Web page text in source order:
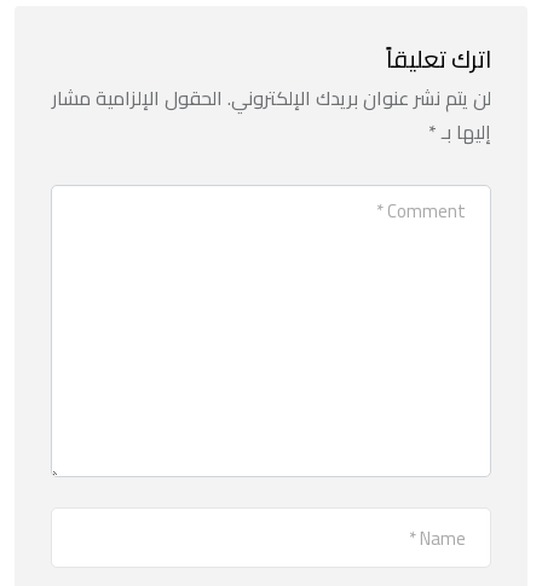
اترك تعليقاً
لن يتم نشر عنوان بريدك الإلكتروني. الحقول الإلزامية مشار
إليها بـ*